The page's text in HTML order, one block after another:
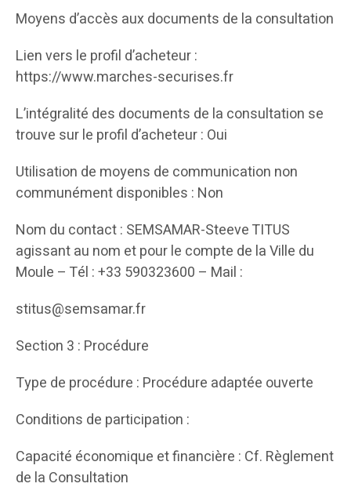
Moyens d’accès aux documents de la consultation
Lien vers le profil d’acheteur :
https://www.marches-securises.fr
L’intégralité des documents de la consultation se
trouve sur le profil d’acheteur : Oui
Utilisation de moyens de communication non
communément disponibles : Non
Nom du contact : SEMSAMAR-Steeve TITUS
agissant au nom et pour le compte de la Ville du
Moule – Tél : +33 590323600 – Mail :
stitus@semsamar.fr
Section 3 : Procédure
Type de procédure : Procédure adaptée ouverte
Conditions de participation :
Capacité économique et financière : Cf. Règlement
de la Consultation